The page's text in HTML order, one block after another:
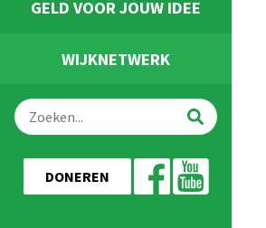
GELD VOOR JOUW IDEE
WIJKNETWERK
DONEREN